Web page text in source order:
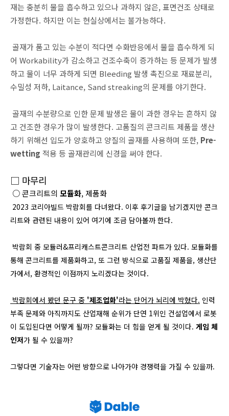
재는 충분히 물을 흡수하고 있으나 과하지 않은, 표면건조 상태로
가정한다. 하지만 이는 현실상에서는 불가능하다.
골재가 품고 있는 수분이 적다면 수화반응에서 물을 흡수하게 되
어 Workability가 감소하고 건조수축이 증가하는 등 문제가 발생
하고 물이 너무 과하게 되면 Bleeding 발생 촉진으로 재료분리,
수밀성 저하, Laitance, Sand streaking의 문제를 야기한다.
골재의 수분량으로 인한 문제 발생은 물이 과한 경우는 흔하지 않
고 건조한 경우가 많이 발생한다. 고품질의 콘크리트 제품을 생산
하기 위해선 입도가 양호하고 양질의 골재를 사용하며 또한, Pre-
wetting 적용 등 골재관리에 신경을 써야 한다.
□ 마무리
○ 콘크리트의 모듈화, 제품화
2023 코리아빌드 박람회를 다녀왔다. 이후 후기글을 남기겠지만 콘크
리트와 관련된 내용이 있어 여기에 조금 담아볼까 한다.
박람회 중 모듈러&프리캐스트콘크리트 산업전 파트가 있다. 모듈화를
통해 콘크리트를 제품화하고, 또 그런 방식으로 고품질 제품을, 생산단
가에서, 환경적인 이점까지 노리겠다는 것이다.
박람회에서 봤던 문구 중 '제조업화'라는 단어가 뇌리에 박혔다. 인력
부족 문제와 아직까지도 산업재해 순위가 단연 1위인 건설업에서 로봇
이 도입된다면 어떻게 될까? 모듈화는 더 힘을 얻게 될 것이다. 게임 체
인저가 될 수 있을까?
그렇다면 기술자는 어떤 방향으로 나아가야 경쟁력을 가질 수 있을까.